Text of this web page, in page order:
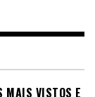
MAIS VISTOS E